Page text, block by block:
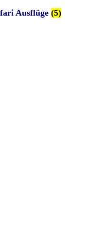
Ausflüge (5)